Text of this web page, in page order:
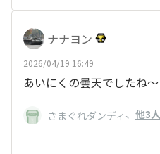
ナナヨン
2026/04/19 16:49
あいにくの曇天でしたね〜
きまぐれダンディ 、 他3人